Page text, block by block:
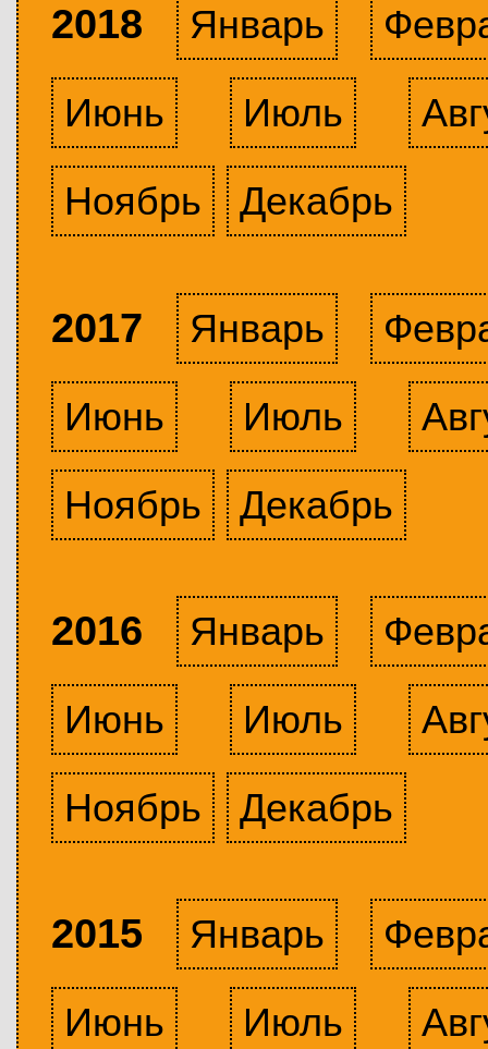
2018 Январь
Июнь
Июль
Ноябрь
Декабрь
2017 Январь
Июнь
Июль
Ноябрь
Декабрь
2016 Январь
Июнь
Июль
Ноябрь
Декабрь
2015 Январь
Июнь
Июль